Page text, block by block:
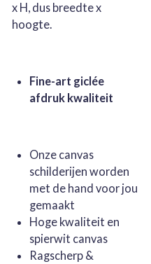
x H, dus breedte x
hoogte.
Fine-art giclée
afdruk kwaliteit
Onze canvas
schilderijen worden
met de hand voor jou
gemaakt
Hoge kwaliteit en
spierwit canvas
Ragscherp &